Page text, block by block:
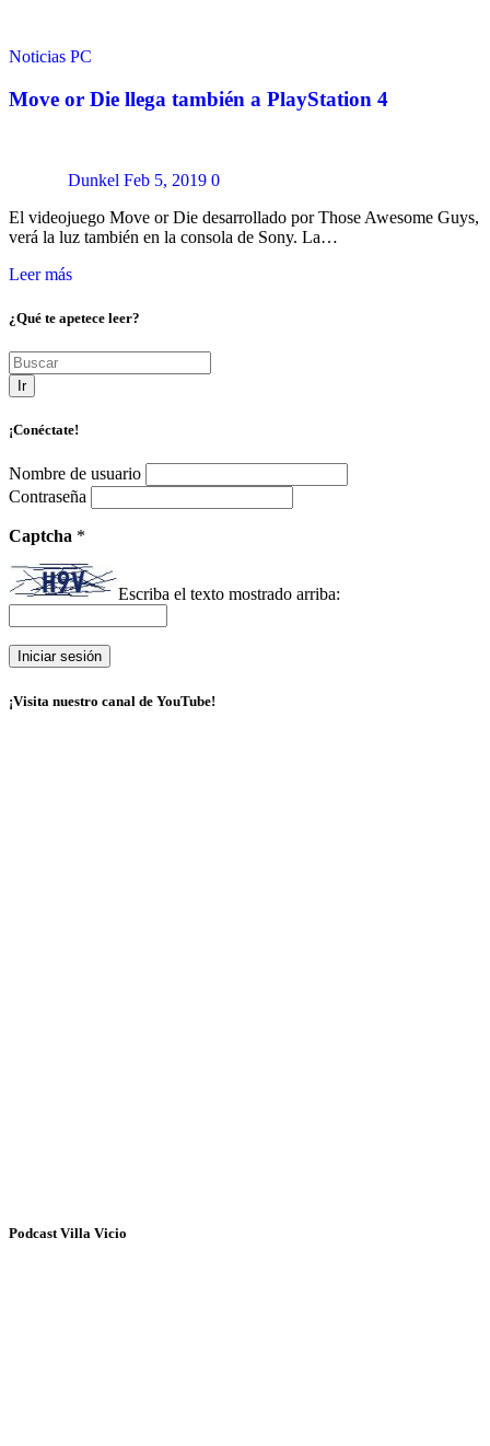
Noticias PC
Move or Die llega también a PlayStation 4
Dunkel Feb 5, 2019 0
El videojuego Move or Die desarrollado por Those Awesome Guys,
verá la luz también en la consola de Sony. La…
Leer más
¿Qué te apetece leer?
Ir
¡Conéctate!
Nombre de usuario
Contraseña
Captcha *
Escriba el texto mostrado arriba:
¡Visita nuestro canal de YouTube!
Podcast Villa Vicio